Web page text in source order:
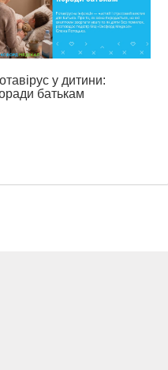
у дитини:
батькам